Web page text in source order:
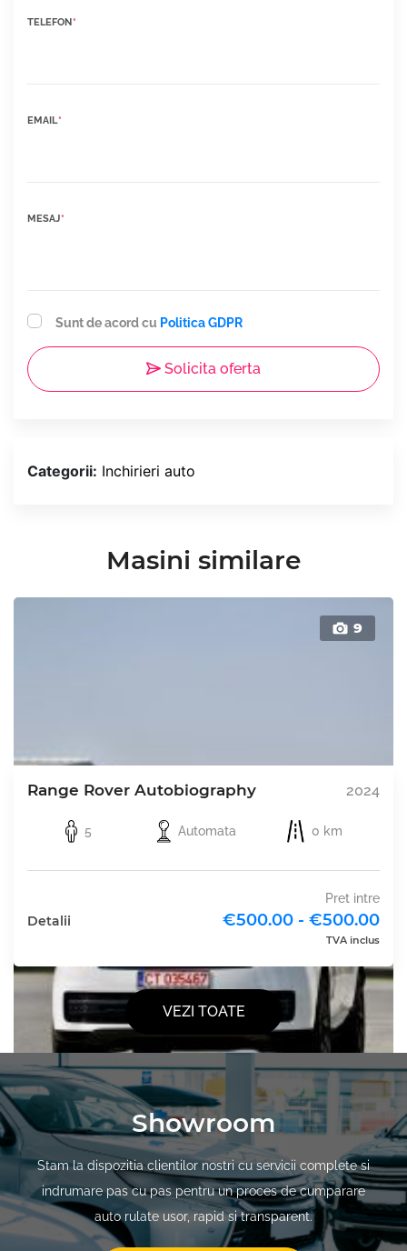
TELEFON *
EMAIL*
MESAJ*
Sunt de acord cu Politica GDPR
Solicita oferta
Categorii: Inchirieri auto
Masini similare
9
Range Rover Autobiography 2024
5 Automata 0 km
Detalii
Pret intre
€500.00 - €500.00
TVA inclus
VEZI TOATE
Showroom
Stam la dispozitia clientilor nostri cu servicii complete si
indrumare pas cu pas pentru un proces de cumparare
auto rulate usor, rapid si transparent.